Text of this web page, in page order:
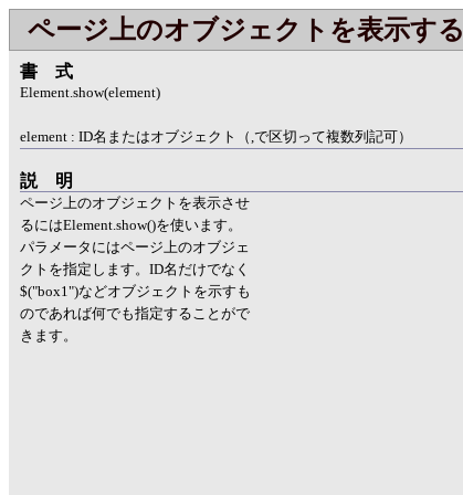
ページ上のオブジェクトを表示する
書式
Element.show(element)
element : ID名またはオブジェクト（,で区切って複数列記可）
説明
ページ上のオブジェクトを表示させ
るにはElement.show()を使います。
パラメータにはページ上のオブジェ
クトを指定します。ID名だけでなく
$("box1")などオブジェクトを示すも
のであれば何でも指定することがで
きます。